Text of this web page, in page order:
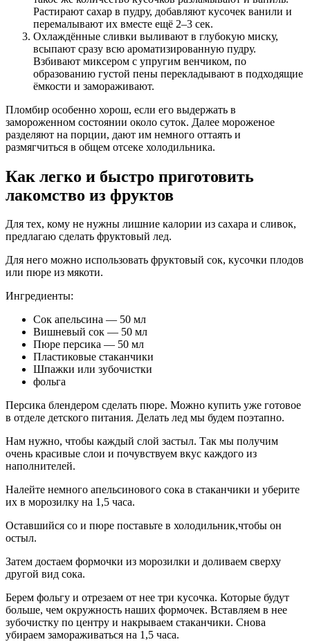
Растирают сахар в пудру, добавляют кусочек ванили и
перемалывают их вместе ещё 2–3 сек.
Охлаждённые сливки выливают в глубокую миску,
всыпают сразу всю ароматизированную пудру.
Взбивают миксером с упругим венчиком, по
образованию густой пены перекладывают в подходящие
ёмкости и замораживают.
Пломбир особенно хорош, если его выдержать в
замороженном состоянии около суток. Далее мороженое
разделяют на порции, дают им немного оттаять и
размягчиться в общем отсеке холодильника.
Как легко и быстро приготовить
лакомство из фруктов
Для тех, кому не нужны лишние калории из сахара и сливок,
предлагаю сделать фруктовый лед.
Для него можно использовать фруктовый сок, кусочки плодов
или пюре из мякоти.
Ингредиенты:
Сок апельсина — 50 мл
Вишневый сок — 50 мл
Пюре персика — 50 мл
Пластиковые стаканчики
Шпажки или зубочистки
фольга
Персика блендером сделать пюре. Можно купить уже готовое
в отделе детского питания. Делать лед мы будем поэтапно.
Нам нужно, чтобы каждый слой застыл. Так мы получим
очень красивые слои и почувствуем вкус каждого из
наполнителей.
Налейте немного апельсинового сока в стаканчики и уберите
их в морозилку на 1,5 часа.
Оставшийся со и пюре поставьте в холодильник,чтобы он
остыл.
Затем достаем формочки из морозилки и доливаем сверху
другой вид сока.
Берем фольгу и отрезаем от нее три кусочка. Которые будут
больше, чем окружность наших формочек. Вставляем в нее
зубочистку по центру и накрываем стаканчики. Снова
убираем замораживаться на 1,5 часа.